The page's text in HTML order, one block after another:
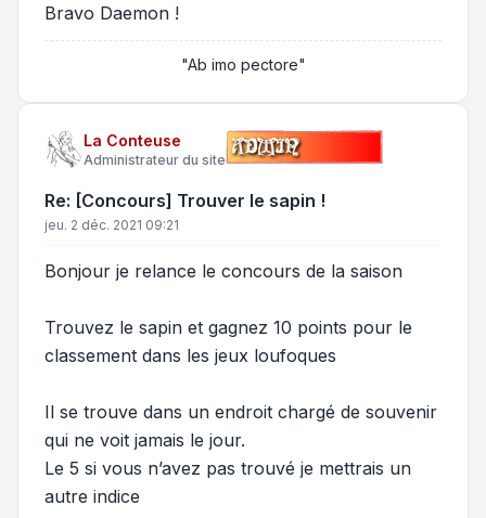
Bravo Daemon !
"Ab imo pectore"
La Conteuse
Administrateur du site
Re: [Concours] Trouver le sapin !
jeu. 2 déc. 2021 09:21
Bonjour je relance le concours de la saison
Trouvez le sapin et gagnez 10 points pour le
classement dans les jeux loufoques
Il se trouve dans un endroit chargé de souvenir
qui ne voit jamais le jour.
Le 5 si vous n’avez pas trouvé je mettrais un
autre indice